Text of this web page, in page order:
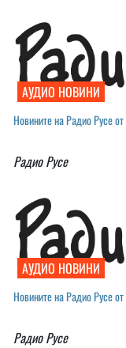
АУДИО НОВИНИ
Новините на Радио Русе
Радио Русе
АУДИО НОВИНИ
Новините на Радио Русе
Радио Русе